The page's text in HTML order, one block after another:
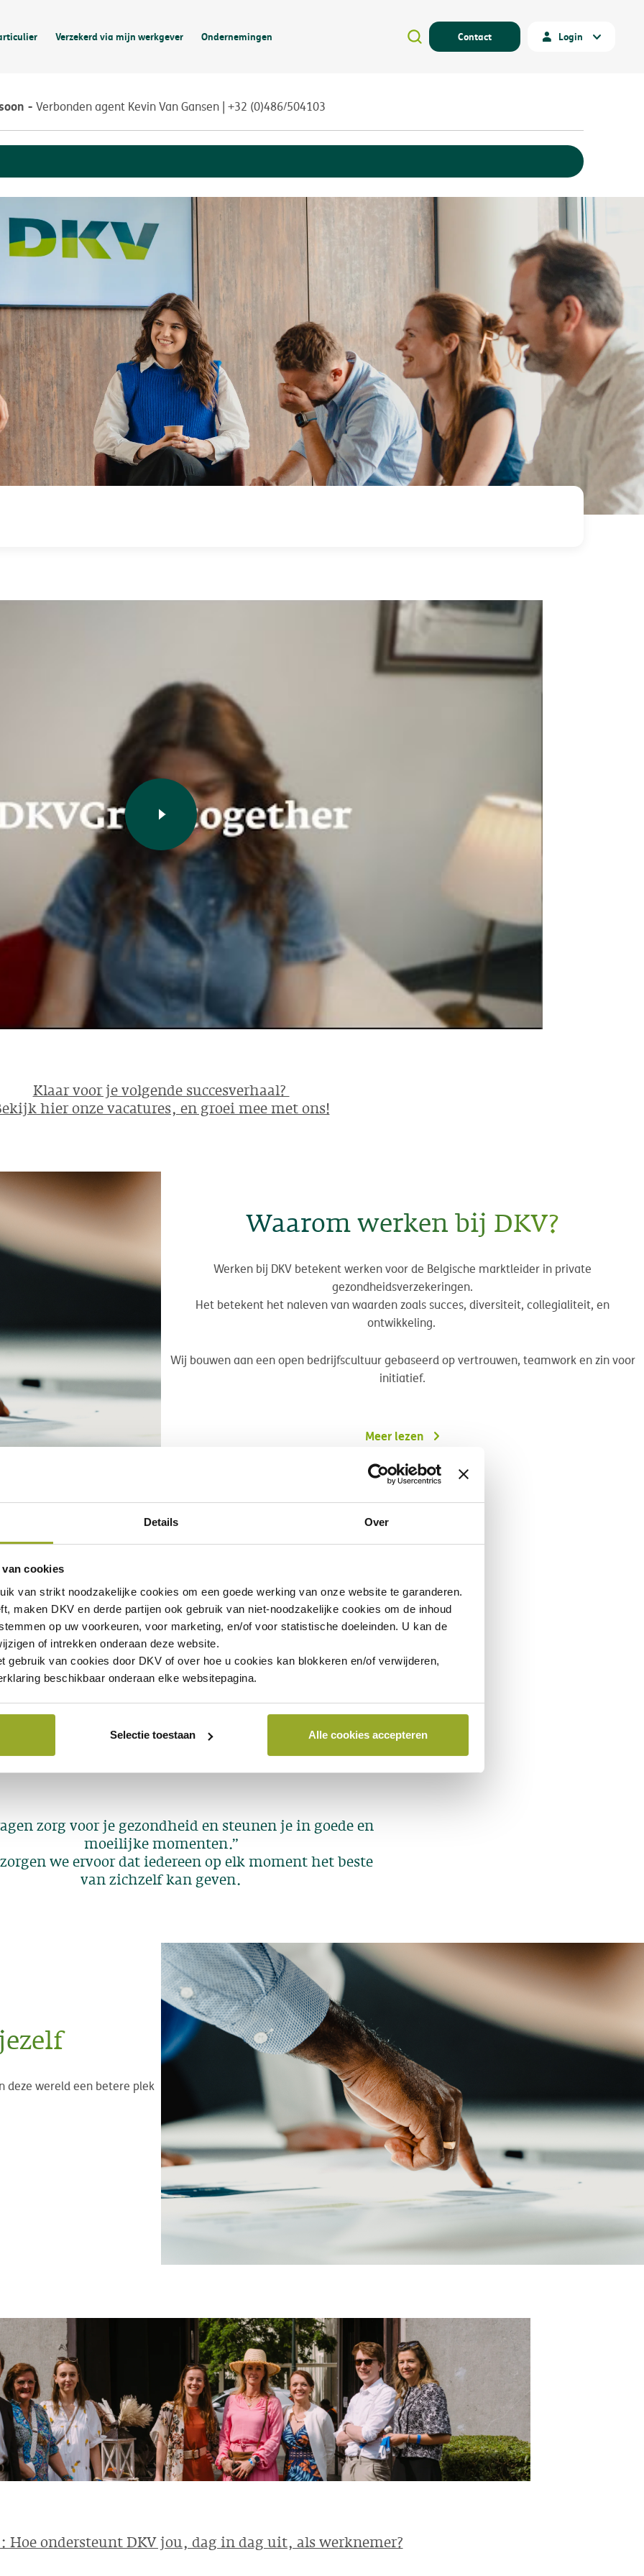
Details Over
cookies
van strikt noodzakelijke cookies om een goede werking van onze website te garanderen.
maken DKV en derde partijen ook gebruik van niet-noodzakelijke cookies om de inhoud
op uw voorkeuren, voor marketing, en/of voor statistische doeleinden. U kan de
of intrekken onderaan deze website.
gebruik van cookies door DKV of over hoe u cookies kan blokkeren en/of verwijderen,
beschikbaar onderaan elke websitepagina.
Selectie toestaan Alle cookies accepteren
Verzekerd via mijn werkgever Ondernemingen Contact Login
Verbonden agent Kevin Van Gansen | +32 (0)486/504103
Klaar voor je volgende succesverhaal?
hier onze vacatures, en groei mee met ons!
Waarom werken bij DKV?
Werken bij DKV betekent werken voor de Belgische marktleider in private
gezondheidsverzekeringen.
Het betekent het naleven van waarden zoals succes, diversiteit, collegialiteit, en
ontwikkeling.
Wij bouwen aan een open bedrijfscultuur gebaseerd op vertrouwen, teamwork en zin voor
initiatief.
Meer lezen
zorg voor je gezondheid en steunen je in goede en
moeilijke momenten.”
we ervoor dat iedereen op elk moment het beste
van zichzelf kan geven.
deze wereld een betere plek
: Hoe ondersteunt DKV jou, dag in dag uit, als werknemer?